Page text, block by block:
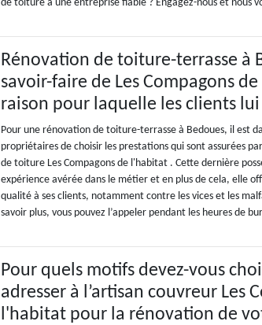
de toiture à une entreprise fiable ? Engagez-nous et nous
Rénovation de toiture-terrasse à
savoir-faire de Les Compagons
raison pour laquelle les clients
Pour une rénovation de toiture-terrasse à Bedoues, il est
propriétaires de choisir les prestations qui sont assurées
de toiture Les Compagons de l'habitat . Cette dernière
expérience avérée dans le métier et en plus de cela, elle
qualité à ses clients, notamment contre les vices et les
savoir plus, vous pouvez l’appeler pendant les heures de
Pour quels motifs devez-vous
adresser à l’artisan couvreur Les
l'habitat pour la rénovation de